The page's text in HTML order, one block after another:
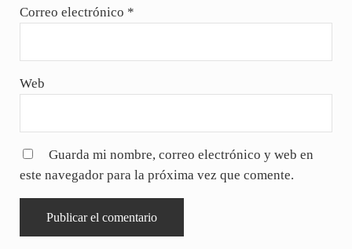
Correo electrónico *
Web
Guarda mi nombre, correo electrónico y web en
este navegador para la próxima vez que comente.